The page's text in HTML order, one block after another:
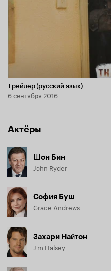
Длительность 2 мин
Трейлер (русский язык)
6 сентября 2016
Актёры
Шон Бин
John Ryder
София Буш
Grace Andrews
Захари Найтон
Jim Halsey